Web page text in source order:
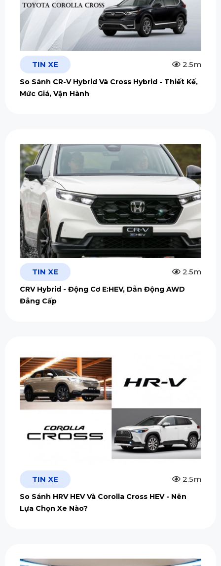
TIN XE 2.5m
So Sánh CR-V Hybrid Và Cross Hybrid - Thiết Kế,
Mức Giá, Vận Hành
TIN XE 2.5m
CRV Hybrid - Động Cơ E:HEV, Dẫn Động AWD
Đẳng Cấp
TIN XE 2.5m
So Sánh HRV HEV Và Corolla Cross HEV - Nên
Lựa Chọn Xe Nào?